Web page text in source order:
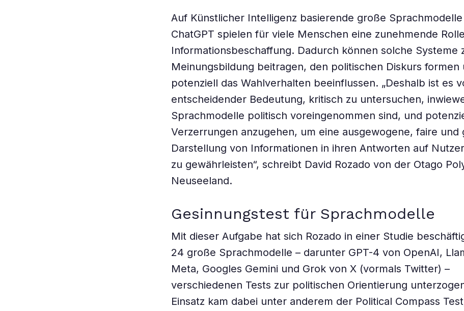
Auf Künstlicher Intelligenz basierende große
ChatGPT spielen für viele Menschen eine zunehmende
Informationsbeschaffung. Dadurch können solche Systeme
Meinungsbildung beitragen, den politischen Diskurs formen
potenziell das Wahlverhalten beeinflussen. „Deshalb ist es
entscheidender Bedeutung, kritisch zu untersuchen,
Sprachmodelle politisch voreingenommen sind, und
Verzerrungen anzugehen, um eine ausgewogene, faire und
Darstellung von Informationen in ihren Antworten auf
zu gewährleisten“, schreibt David Rozado von der Otago
Neuseeland.
Gesinnungstest für Sprachmodelle
Mit dieser Aufgabe hat sich Rozado in einer Studie
24 große Sprachmodelle – darunter GPT-4 von OpenAI,
Meta, Googles Gemini und Grok von X (vormals Twitter) –
verschiedenen Tests zur politischen Orientierung
Einsatz kam dabei unter anderem der Political Compass